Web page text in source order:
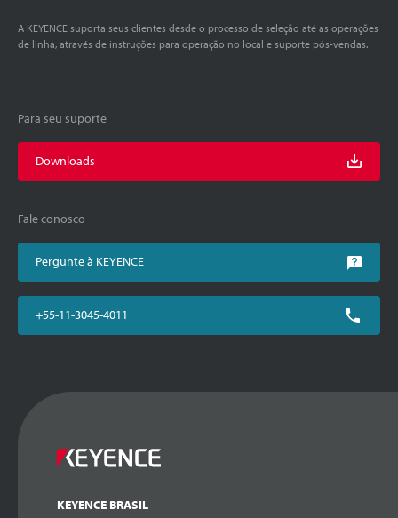
A KEYENCE suporta seus clientes desde o processo de seleção até as operações
de linha, através de instruções para operação no local e suporte pós-vendas.
Para seu suporte
Downloads
Fale conosco
Pergunte à KEYENCE
+55-11-3045-4011
KEYENCE BRASIL